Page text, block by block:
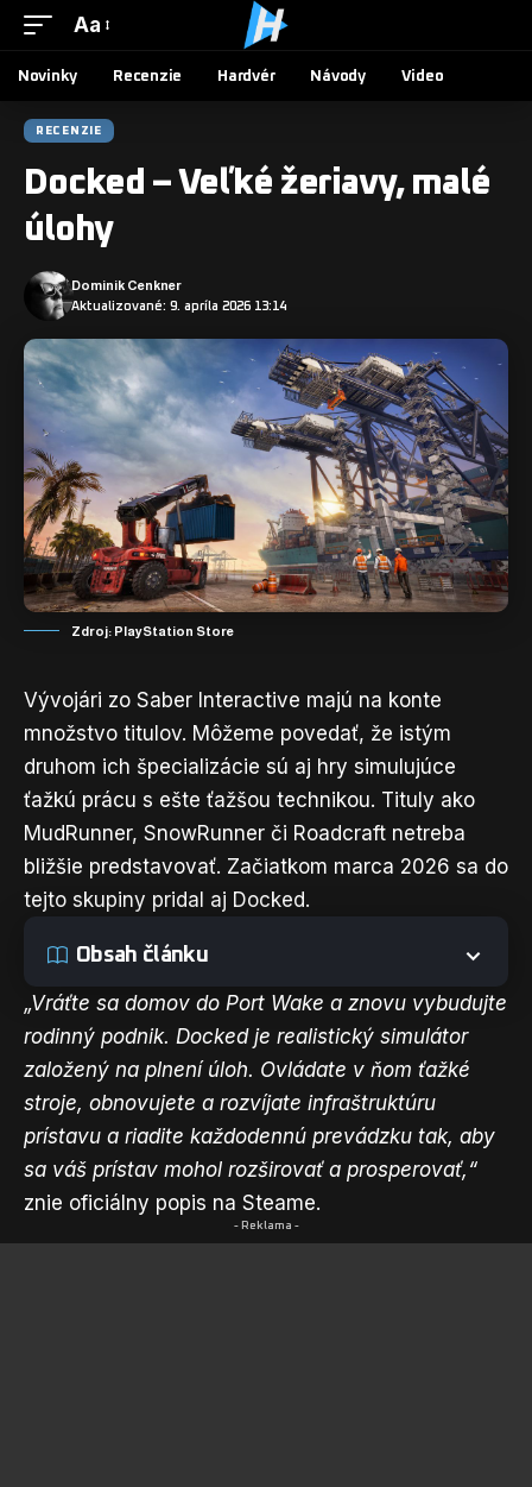
Aa
Novinky Recenzie Hardvér Návody Video
RECENZIE
Docked – Veľké žeriavy, malé
úlohy
Aktualizované: 9. apríla 2026 13:14
Dominik Cenkner
Zdroj: PlayStation Store
Vývojári zo Saber Interactive majú na konte
množstvo titulov. Môžeme povedať, že istým
druhom ich špecializácie sú aj hry simulujúce
ťažkú prácu s ešte ťažšou technikou. Tituly ako
MudRunner, SnowRunner či Roadcraft netreba
bližšie predstavovať. Začiatkom marca 2026 sa do
tejto skupiny pridal aj Docked.
Obsah článku
„Vráťte sa domov do Port Wake a znovu vybudujte
rodinný podnik. Docked je realistický simulátor
založený na plnení úloh. Ovládate v ňom ťažké
stroje, obnovujete a rozvíjate infraštruktúru
prístavu a riadite každodennú prevádzku tak, aby
sa váš prístav mohol rozširovať a prosperovať,“
znie oficiálny popis na Steame.
- Reklama -